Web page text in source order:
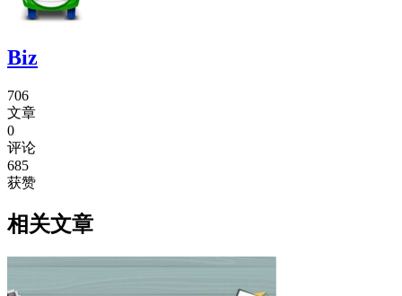
Biz
706
文章
0
评论
685
获赞
相关文章